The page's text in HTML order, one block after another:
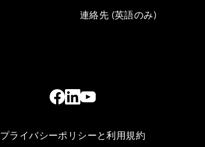
連絡先 (英語のみ)
プライバシーポリシーと利用規約